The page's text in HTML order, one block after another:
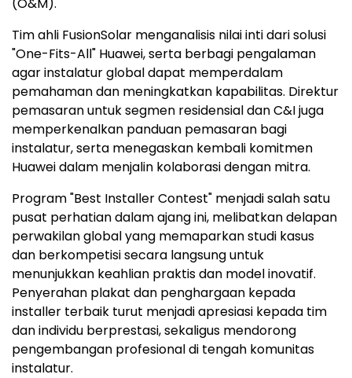
Tim ahli FusionSolar menganalisis nilai inti dari solusi
"One-Fits-All" Huawei, serta berbagi pengalaman
agar instalatur global dapat memperdalam
pemahaman dan meningkatkan kapabilitas. Direktur
pemasaran untuk segmen residensial dan C&I juga
memperkenalkan panduan pemasaran bagi
instalatur, serta menegaskan kembali komitmen
Huawei dalam menjalin kolaborasi dengan mitra.
Program "Best Installer Contest" menjadi salah satu
pusat perhatian dalam ajang ini, melibatkan delapan
perwakilan global yang memaparkan studi kasus
dan berkompetisi secara langsung untuk
menunjukkan keahlian praktis dan model inovatif.
Penyerahan plakat dan penghargaan kepada
installer terbaik turut menjadi apresiasi kepada tim
dan individu berprestasi, sekaligus mendorong
pengembangan profesional di tengah komunitas
instalatur.